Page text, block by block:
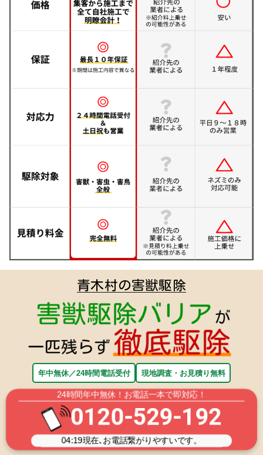
青木村の害獣駆除
年中無休／24時間電話受付 現地調査・お見積り無料
24時間年中無休！お電話一本で即対応！
0120-529-192
04:19現在､お電話繋がりやすいです。